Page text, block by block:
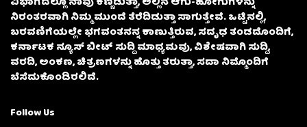
ನಿರಂತರವಾಗಿ ನಿಮ್ಮ ಮುಂದೆ ತೆರೆದಿಡುತ್ತಾ ಸಾಗುತ್ತೇವೆ. ಒಟ್ಟಿನಲ್ಲಿ,
ಬರವಣಿಗೆಯಲ್ಲೇ ಭಗವಂತನನ್ನ ಕಾಣುತ್ತಿರುವ, ಸದೃಢ ತಂಡದೊಂದಿಗೆ,
ಕರ್ನಾಟಕ ನ್ಯೂಸ್ ಬೀಟ್ ಸುದ್ದಿ ಮಾಧ್ಯಮವು, ವಿಶೇಷವಾಗಿ ಸುದ್ದಿ,
ವರದಿ, ಅಂಕಣ, ಚಿತ್ರಣಗಳನ್ನು ಹೊತ್ತು ತರುತ್ತಾ, ಸದಾ ನಿಮ್ಮೊಂದಿಗೆ
ಬೆಸೆದುಕೊಂಡಿರಲಿದೆ.
Follow Us